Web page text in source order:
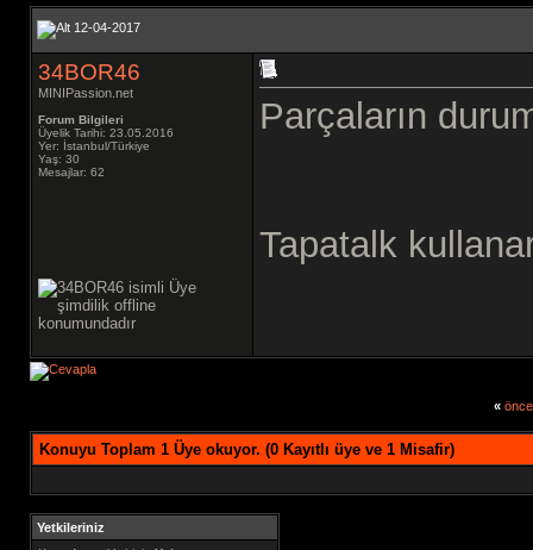
12-04-2017
34BOR46
MINIPassion.net
Forum Bilgileri
Üyelik Tarihi: 23.05.2016
Yer: İstanbul/Türkiye
Yaş: 30
Mesajlar: 62
Parçaların
Tapatalk
«
Konuyu Toplam 1 Üye okuyor. (0 Kayıtlı üye ve 1 Misafir)
Yetkileriniz